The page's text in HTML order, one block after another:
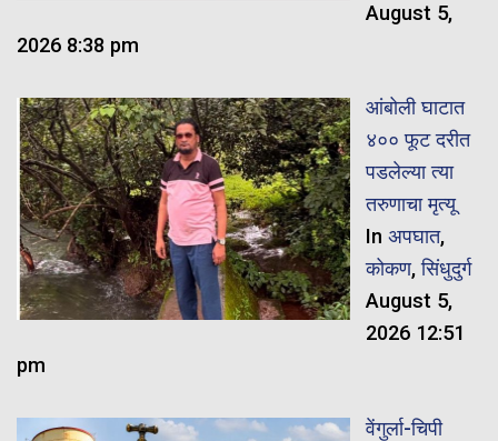
August 5,
2026 8:38 pm
आंबोली घाटात
४०० फूट दरीत
पडलेल्या त्या
तरुणाचा मृत्यू
In अपघात,
कोकण,सिंधुदुर्ग
August 5,
2026 12:51
pm
वेंगुर्ला-चिपी